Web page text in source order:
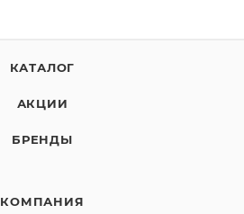
КАТАЛОГ
АКЦИИ
БРЕНДЫ
КОМПАНИЯ